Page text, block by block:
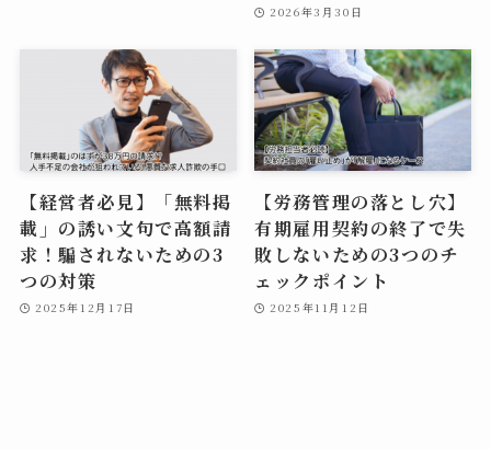
2026年3月30日
【経営者必見】「無料掲
載」の誘い文句で高額請
求！騙されないための3
つの対策
2025年12月17日
【労務管理の落とし穴】
有期雇用契約の終了で失
敗しないための3つのチ
ェックポイント
2025年11月12日